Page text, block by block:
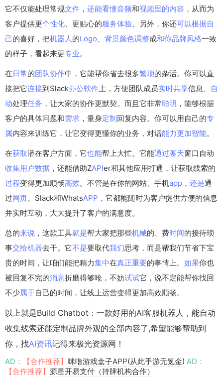
它不仅能处理常规文件 ， 还能看懂音频和视频里的内容 ，从而为
客户提供更个性化、更贴心的服务体验。另外，你还可以根据自
己的喜好，把机器人的Logo、 背景颜色调整成和你品牌风格一致
的样子，看起来更专业。
在日常的团队协作中，它能帮你省去很多繁琐的杂活。你可以直
接把它连接到Slack办公软件上，方便团队成员实时共享信息、
自
动处理任务 ，让大家的协作更默契。而且它非常聪明 ，能够根据
客户的具体问题和需求 ，量身定制 回复内容。你可以用自己的专
属内容来训练它，让它变得更懂你的业务，对话能力更加智能。
在获取潜在客户方面，它也能帮上大忙。它能通过聊天窗口自动
收集用户数据 ，还能借助ZAPIer和其他应用打通，让获取线索的
过程变得更加顺畅高效。不管是在你的网站、手机app ， 还是通
过网页、Slack和WhatsAPP ，它都能随时为客户提供方便的信息
并实时互动，大大提升了客户的满意度。
总的来说 ，这款工具就是帮大家把那些机械的、费时间的接待琐
事交给机器去干。它不是要取代我们思考，而是帮我们节省下宝
贵的时间，让咱们能把精力集中在真正重要的事情上。 如果你也
被回复不完的消息折磨得够呛，不妨试试它，说不定能帮你找回
不少属于自己的时间，让线上运营变得更加高效顺畅。
以上就是Build Chatbot：一款好用的AI客服机器人，能自动
收集线索还能定制品牌外观的全部内容了,希望能够帮助到
你，找AI资讯记得来极光资源网！
AD： 【合作推荐】 咪噜游戏盒子APP(从此手游无氪金) AD：
【合作推荐】 源星开易支付（持牌机构合作）